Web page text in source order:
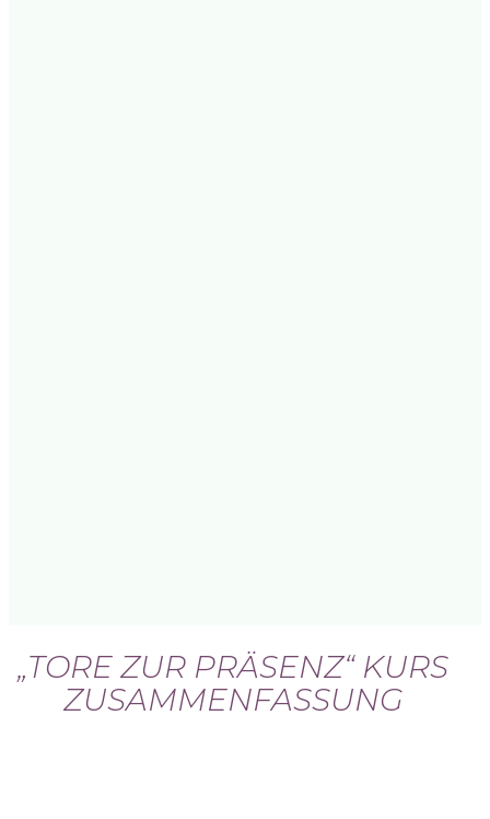
„TORE ZUR PRÄSENZ“ KURS
ZUSAMMENFASSUNG